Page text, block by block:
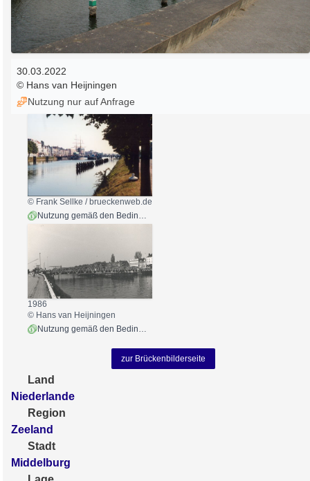
30.03.2022
© Hans van Heijningen
Nutzung nur auf Anfrage
© Frank Sellke / brueckenweb.de
Nutzung gemäß den Bedingungen
1986
© Hans van Heijningen
Nutzung gemäß den Bedingungen
zur Brückenbilderseite
Land
Niederlande
Region
Zeeland
Stadt
Middelburg